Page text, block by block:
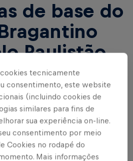
de base do
Paulistão
de semana
on22.09.2023 · 16:41 UTC
tecnicamente
consentimento, este website
(incluindo cookies de
similares para fins de
sua experiência on-line.
consentimento por meio
Cookies no rodapé do
Mais informações